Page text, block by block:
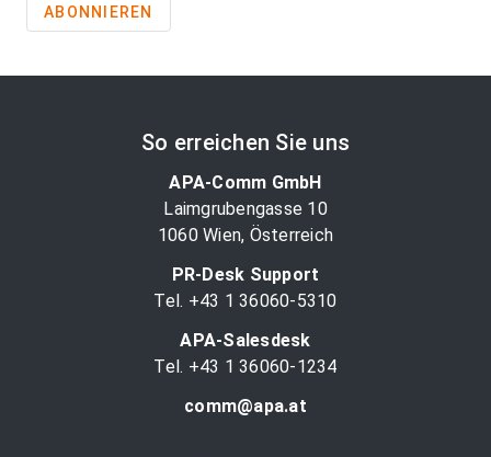
ABONNIEREN
So erreichen Sie uns
APA-Comm GmbH
Laimgrubengasse 10
1060 Wien, Österreich
PR-Desk Support
Tel. +43 1 36060-5310
APA-Salesdesk
Tel. +43 1 36060-1234
comm@apa.at